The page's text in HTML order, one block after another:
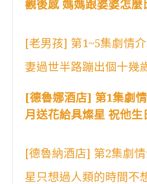
觀後感 媽媽跟婆婆怎麼
[老男孩] 第1~5集劇情
妻過世半路蹦出個十幾
[德魯娜酒店] 第1集劇
月送花給具燦星 祝他生
[德魯納酒店] 第2集劇
星只想過人類的時間不